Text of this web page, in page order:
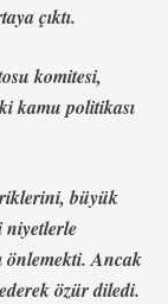
çıktı.
komitesi,
kamu politikası
büyük
niyetlerle
önlemekti. Ancak
özür diledi.